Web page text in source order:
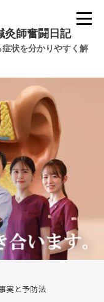
灸師奮闘日記
状を分かりやすく解
実と予防法